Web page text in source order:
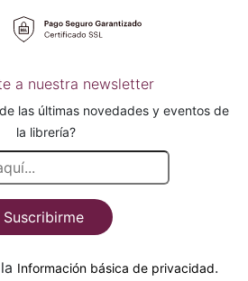
a nuestra newsletter
las últimas novedades y eventos de
la librería?
Suscribirme
He leido y acepto la Información básica de privacidad.